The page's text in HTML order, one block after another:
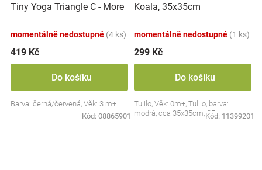
Tiny Yoga Triangle C - More
BabyOno
momentálně nedostupné (4 ks)
419 Kč
Do košíku
Barva: černá/červená, Věk: 3 m+
Kód: 08865901
Koala, 35x35cm
momentálně nedostupné (1 ks)
299 Kč
Do košíku
Tulilo, Věk: 0m+, Tulilo, barva:
modrá, cca 35x35cm, CE
Kód: 11399201